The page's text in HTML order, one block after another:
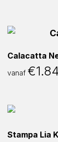
Calacatta
vanaf €
Stampa Lia